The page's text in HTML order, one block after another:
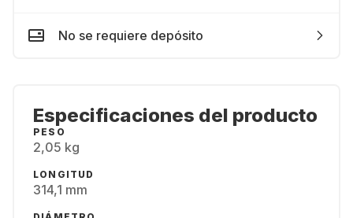
No se requiere depósito
Especificaciones del producto
PESO
2,05 kg
LONGITUD
314,1 mm